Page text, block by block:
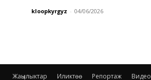
kloopkyrgyz - 04/06/2026
Жаңылыктар Иликтөө Репортаж Видео